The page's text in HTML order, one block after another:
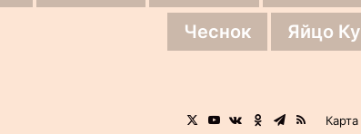
Чеснок
Яйцо
X YouTubevk.comОдноклассники
Telegram
RSS